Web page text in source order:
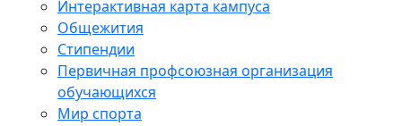
Интерактивная карта кампуса
Общежития
Стипендии
Первичная профсоюзная организация
обучающихся
Мир спорта